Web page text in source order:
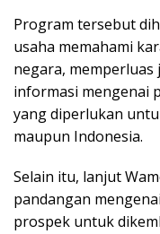
Program tersebut
usaha memahami
negara,
informasi mengenai
yang diperlukan
maupun Indonesia.
Selain itu, lanjut
pandangan
prospek untuk